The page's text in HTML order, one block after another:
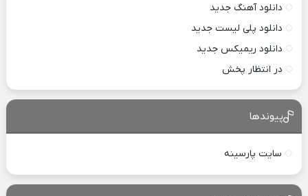
دانلود آهنگ جدید
دانلود پلی لیست جدید
دانلود ریمیکس جدید
در انتظار پخش
پیوندها
سایت پارسینه